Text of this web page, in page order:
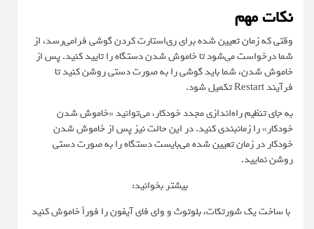
نکات مهم
وقتی که زمان تعیین شده برای ری‌استارت کردن گوشی فرامی‌رسد، از
شما درخواست می‌شود تا خاموش شدن دستگاه را تایید کنید. پس از
خاموش شدن، شما باید گوشی را به صورت دستی روشن کنید تا
فرآیند Restart تکمیل شود.
به جای تنظیم راه‌اندازی مجدد خودکار، می‌توانید «خاموش شدن
خودکار» را زمانبندی کنید. در این حالت نیز پس از خاموش شدن
خودکار در زمان تعیین شده می‌بایست دستگاه را به صورت دستی
روشن نمایید.
بیشتر بخوانید:
با ساخت یک شورتکات، بلوتوث و وای فای آیفون را فوراً خاموش کنید